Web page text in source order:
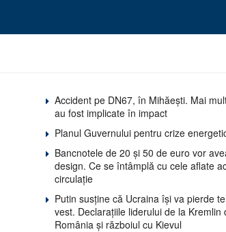
Accident pe DN67, în Mihăești. Mai
au fost implicate în impact
Planul Guvernului pentru crize
Bancnotele de 20 și 50 de euro vor
design. Ce se întâmplă cu cele aflate
circulație
Putin susține că Ucraina își va pierde
vest. Declarațiile liderului de la Kremlin
România și războiul cu Kievul